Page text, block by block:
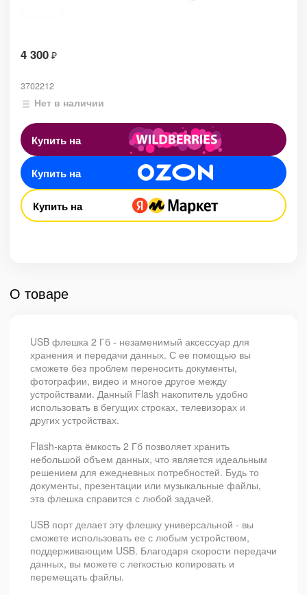
4 300 ₽
3702212
Нет в наличии
Купить на
Купить на
Купить на
О товаре
USB флешка 2 Гб - незаменимый аксессуар для
хранения и передачи данных. С ее помощью вы
сможете без проблем переносить документы,
фотографии, видео и многое другое между
устройствами. Данный Flash накопитель удобно
использовать в бегущих строках, телевизорах и
других устройствах.
Flash-карта ёмкость 2 Гб позволяет хранить
небольшой объем данных, что является идеальным
решением для ежедневных потребностей. Будь то
документы, презентации или музыкальные файлы,
эта флешка справится с любой задачей.
USB порт делает эту флешку универсальной - вы
сможете использовать ее с любым устройством,
поддерживающим USB. Благодаря скорости передачи
данных, вы можете с легкостью копировать и
перемещать файлы.